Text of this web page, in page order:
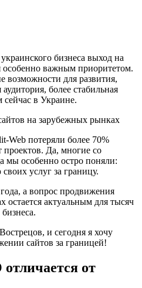
бизнеса выход на
особенно важным приоритетом.
для развития,
более стабильная
сейчас в Украине.
Web потеряли более 70%
Да, многие со
мы особенно остро поняли:
услуг за границу.
а вопрос продвижения
остается актуальным для тысяч
и сегодня я хочу
сайтов за границей!
от